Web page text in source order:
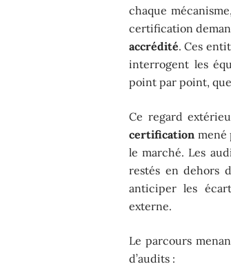
chaque
certification
accrédité. Ces
interrogent les
point par point,
Ce regard
certification mené
le marché. Les
restés en dehors
anticiper les
externe.
Le parcours
d’audits :